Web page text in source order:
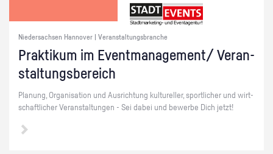
Niedersachsen Hannover | Veranstaltungsbranche
Prak­ti­kum im Event­ma­nage­ment/ Ver­an­
stal­tungs­be­reich
Pla­nung, Or­ga­ni­sa­ti­on und Aus­rich­tung kul­tu­rel­ler, sport­li­cher und wirt­
schaft­li­cher Ver­an­stal­tun­gen - Sei dabei und be­wer­be Dich jetzt!